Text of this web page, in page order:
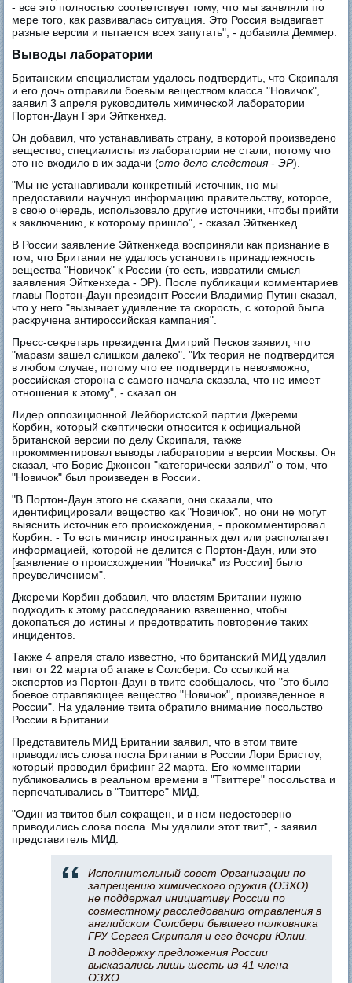
- все это полностью соответствует тому, что мы заявляли по
мере того, как развивалась ситуация. Это Россия выдвигает
разные версии и пытается всех запутать", - добавила Деммер.
Выводы лаборатории
Британским специалистам удалось подтвердить, что Скрипаля
и его дочь отправили боевым веществом класса "Новичок",
заявил 3 апреля руководитель химической лаборатории
Портон-Даун Гэри Эйткенхед.
Он добавил, что устанавливать страну, в которой произведено
вещество, специалисты из лаборатории не стали, потому что
это не входило в их задачи (это дело следствия - ЭР).
"Мы не устанавливали конкретный источник, но мы
предоставили научную информацию правительству, которое,
в свою очередь, использовало другие источники, чтобы прийти
к заключению, к которому пришло", - сказал Эйткенхед.
В России заявление Эйткенхеда восприняли как признание в
том, что Британии не удалось установить принадлежность
вещества "Новичок" к России (то есть, извратили смысл
заявления Эйткенхеда - ЭР). После публикации комментариев
главы Портон-Даун президент России Владимир Путин сказал,
что у него "вызывает удивление та скорость, с которой была
раскручена антироссийская кампания".
Пресс-секретарь президента Дмитрий Песков заявил, что
"маразм зашел слишком далеко". "Их теория не подтвердится
в любом случае, потому что ее подтвердить невозможно,
российская сторона с самого начала сказала, что не имеет
отношения к этому", - сказал он.
Лидер оппозиционной Лейбористской партии Джереми
Корбин, который скептически относится к официальной
британской версии по делу Скрипаля, также
прокомментировал выводы лаборатории в версии Москвы. Он
сказал, что Борис Джонсон "категорически заявил" о том, что
"Новичок" был произведен в России.
"В Портон-Даун этого не сказали, они сказали, что
идентифицировали вещество как "Новичок", но они не могут
выяснить источник его происхождения, - прокомментировал
Корбин. - То есть министр иностранных дел или располагает
информацией, которой не делится с Портон-Даун, или это
[заявление о происхождении "Новичка" из России] было
преувеличением".
Джереми Корбин добавил, что властям Британии нужно
подходить к этому расследованию взвешенно, чтобы
докопаться до истины и предотвратить повторение таких
инцидентов.
Также 4 апреля стало известно, что британский МИД удалил
твит от 22 марта об атаке в Солсбери. Со ссылкой на
экспертов из Портон-Даун в твите сообщалось, что "это было
боевое отравляющее вещество "Новичок", произведенное в
России". На удаление твита обратило внимание посольство
России в Британии.
Представитель МИД Британии заявил, что в этом твите
приводились слова посла Британии в России Лори Бристоу,
который проводил брифинг 22 марта. Его комментарии
публиковались в реальном времени в "Твиттере" посольства и
перпечатывались в "Твиттере" МИД.
"Один из твитов был сокращен, и в нем недостоверно
приводились слова посла. Мы удалили этот твит", - заявил
представитель МИД.
Исполнительный совет Организации по
запрещению химического оружия (ОЗХО)
не поддержал инициативу России по
совместному расследованию отравления в
английском Солсбери бывшего полковника
ГРУ Сергея Скрипаля и его дочери Юлии.
В поддержку предложения России
высказались лишь шесть из 41 члена
ОЗХО.